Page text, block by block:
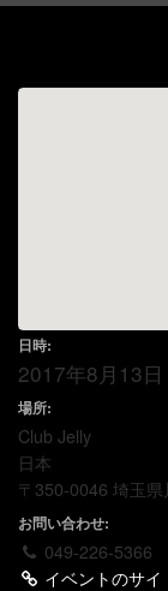
日時:
2017年8月13
場所:
Club Jelly
日本
〒350-0046 埼玉
お問い合わせ:
049-226-5366
イベントのサ